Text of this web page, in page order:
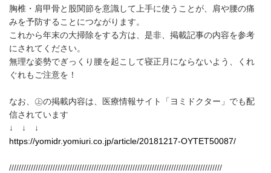
胸椎・肩甲骨と股関節を意識して上手に使うことが、肩や腰の痛
みを予防することにつながります。
これから年末の大掃除をする方は、是非、掲載記事の内容を参考
にされてください。
無理な姿勢でぎっくり腰を起こして寝正月にならないよう、くれ
ぐれもご注意を！
なお、㊤の掲載内容は、医療情報サイト「ヨミドクター」でも配
信されています
↓ ↓ ↓
https://yomidr.yomiuri.co.jp/article/20181217-OYTET50087/
////////////////////////////////////////////////////////////////////////////////////////